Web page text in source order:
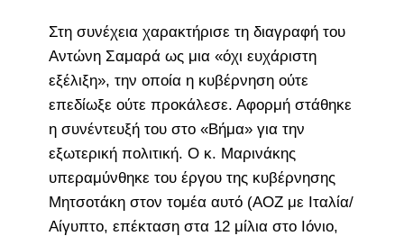
Στη συνέχεια χαρακτήρισε τη διαγραφή του
Αντώνη Σαμαρά ως μια «όχι ευχάριστη
εξέλιξη», την οποία η κυβέρνηση ούτε
επεδίωξε ούτε προκάλεσε. Αφορμή στάθηκε
η συνέντευξή του στο «Βήμα» για την
εξωτερική πολιτική. Ο κ. Μαρινάκης
υπεραμύνθηκε του έργου της κυβέρνησης
Μητσοτάκη στον τομέα αυτό (ΑΟΖ με Ιταλία/
Αίγυπτο, επέκταση στα 12 μίλια στο Ιόνιο,